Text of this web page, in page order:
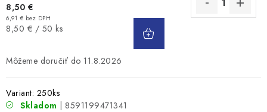
8,50 €
6,91 € bez DPH
Jednotková
8,50 € / 50 ks
11.8.2026
Variant: 250ks
Skladom
| 8591199471341